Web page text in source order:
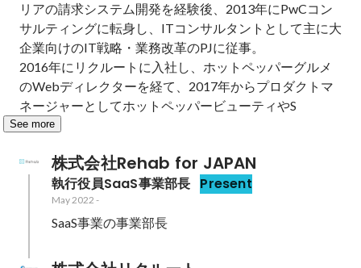
リアの請求システム開発を経験後、2013年にPwCコン
サルティングに転身し、ITコンサルタントとして主に大
企業向けのIT戦略・業務改革のPJに従事。
2016年にリクルートに入社し、ホットペッパーグルメ
のWebディレクターを経て、2017年からプロダクトマ
ネージャーとしてホットペッパービューティやS
See more
株式会社Rehab for JAPAN
執行役員SaaS事業部長 Present
May 2022 -
SaaS事業の事業部長